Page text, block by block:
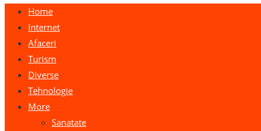
Home
Internet
Afaceri
Turism
Diverse
Tehnologie
More
Sanatate